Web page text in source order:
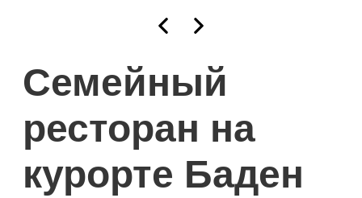
Семейный
ресторан на
курорте Баден